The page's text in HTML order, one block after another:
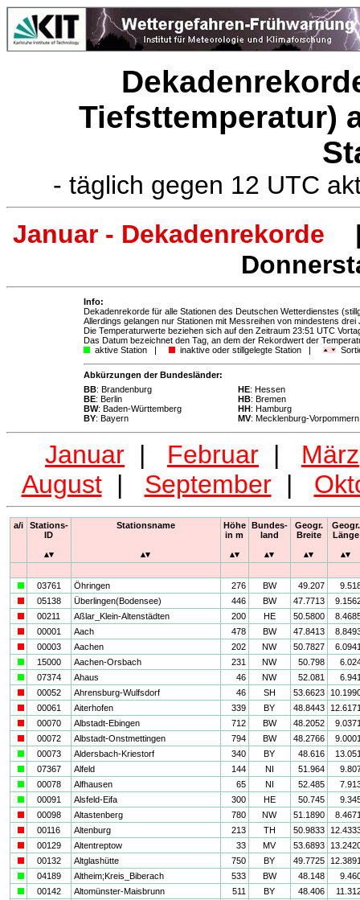
Tiefsttemperatur)
- täglich gegen 12 UTC
Januar - Dekadenrekorde
Info:
Dekadenrekorde für alle Stationen des Deutschen Wetterdienstes
Allerdings gelangen nur Stationen mit Messreihen von mindestens
Die Temperaturwerte beziehen sich auf den Zeitraum 23:51 UTC
Das Datum bezeichnet den Tag, an dem der Rekordwert der
aktive Station |
inaktive oder stillgelegte Station |
Abkürzungen der Bundesländer:
BB: Brandenburg
BE: Berlin
BW: Baden-Württemberg
BY: Bayern
HE: Hessen
HB: Bremen
HH: Hamburg
MV: Mecklenburg-Vorpommern
Januar | Februar | März
August| September|
a/i
Stations-
ID
Stationsname
Höhe
in m
Bundes-
land
Geogr.
Breite
Geogr.
Länge
03761 Öhringen 276 BW 49.207
05138 Überlingen(Bodensee) 446 BW 47.7713
00211 Aßlar_Klein-Altenstädten 200 HE 50.5800
00001 Aach 478 BW 47.8413
00003 Aachen 202 NW 50.7827
15000 Aachen-Orsbach 231 NW 50.798
07374 Ahaus 46 NW 52.081
00052 Ahrensburg-Wulfsdorf 46 SH 53.6623
00061 Aiterhofen 339 BY 48.8443
00070 Albstadt-Ebingen 712 BW 48.2052
00072 Albstadt-Onstmettingen 794 BW 48.2766
00073 Aldersbach-Kriestorf 340 BY 48.616
07367 Alfeld 144 NI 51.964
00078 Alfhausen 65 NI 52.485
00091 Alsfeld-Eifa 300 HE 50.745
00098 Altastenberg 780 NW 51.1890
00116 Altenburg 213 TH 50.9833
00129 Altentreptow 33 MV 53.6893
00132 Altglashütte 750 BY 49.7725
04189 Altheim;Kreis_Biberach 533 BW 48.148
00142 Altomünster-Maisbrunn 511 BY 48.406